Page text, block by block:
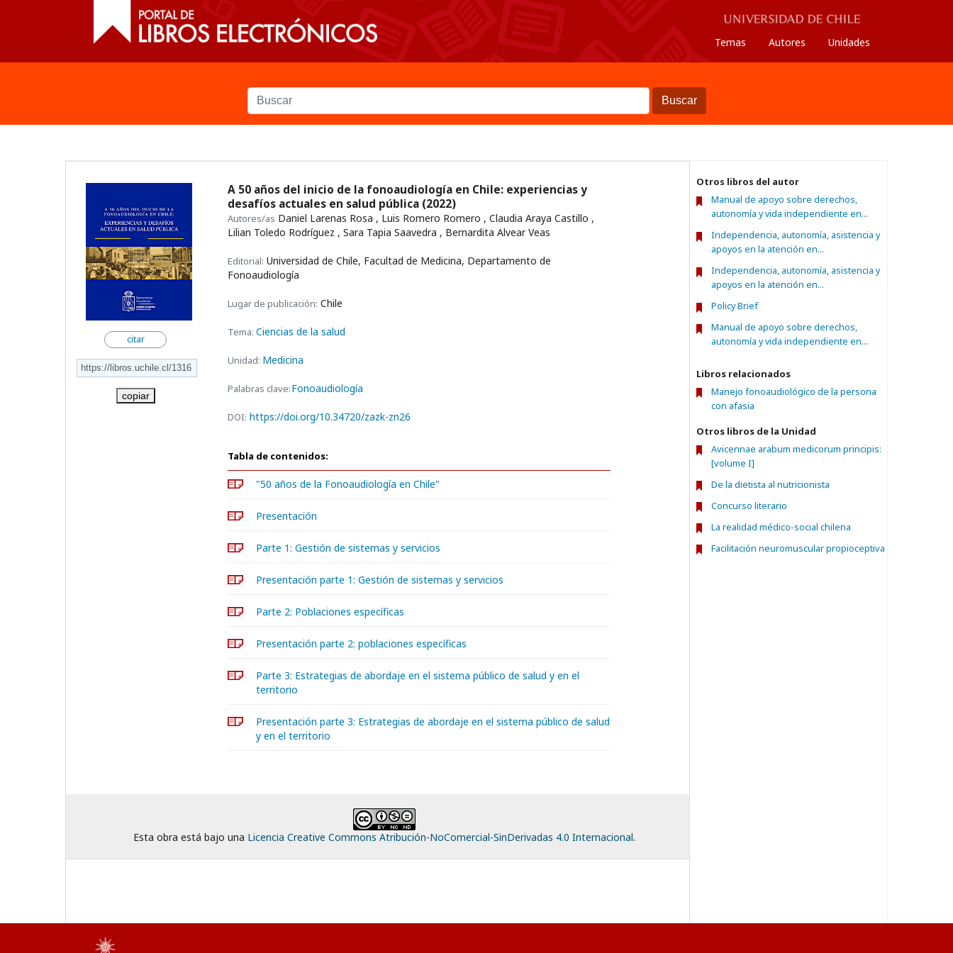
Temas Autores Unidades
Buscar
citar
copiar
A 50 años del inicio de la fonoaudiología en Chile: experiencias y
desafíos actuales en salud pública (2022)
Autores/as Daniel Larenas Rosa , Luis Romero Romero , Claudia Araya Castillo ,
Lilian Toledo Rodríguez , Sara Tapia Saavedra , Bernardita Alvear Veas
Editorial: Universidad de Chile, Facultad de Medicina, Departamento de
Fonoaudiología
Lugar de publicación: Chile
Tema: Ciencias de la salud
Unidad: Medicina
Palabras clave:Fonoaudiología
DOI: https://doi.org/10.34720/zazk-zn26
Tabla de contenidos:
"50 años de la Fonoaudiología en Chile"
Presentación
Parte 1: Gestión de sistemas y servicios
Presentación parte 1: Gestión de sistemas y servicios
Parte 2: Poblaciones específicas
Presentación parte 2: poblaciones específicas
Parte 3: Estrategias de abordaje en el sistema público de salud y en el
territorio
Presentación parte 3: Estrategias de abordaje en el sistema público de salud
y en el territorio
Esta obra está bajo una Licencia Creative Commons Atribución-NoComercial-SinDerivadas 4.0 Internacional.
Otros libros del autor
Manual de apoyo sobre derechos,
autonomía y vida independiente en...
Independencia, autonomía, asistencia y
apoyos en la atención en...
Independencia, autonomía, asistencia y
apoyos en la atención en...
Policy Brief
Manual de apoyo sobre derechos,
autonomía y vida independiente en...
Libros relacionados
Manejo fonoaudiológico de la persona
con afasia
Otros libros de la Unidad
Avicennae arabum medicorum principis:
[volume I]
De la dietista al nutricionista
Concurso literario
La realidad médico-social chilena
Facilitación neuromuscular propioceptiva